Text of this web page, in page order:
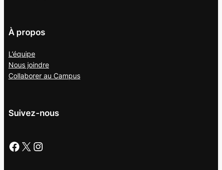
À propos
L’équipe
Nous joindre
Collaborer au Campus
Suivez-nous
Facebook X Instagram